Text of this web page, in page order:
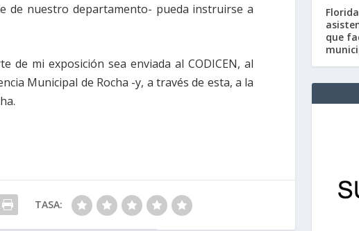
de nuestro departamento- pueda instruirse a
de mi exposición sea enviada al CODICEN, al
Municipal de Rocha -y, a través de esta, a la
TASA:
que